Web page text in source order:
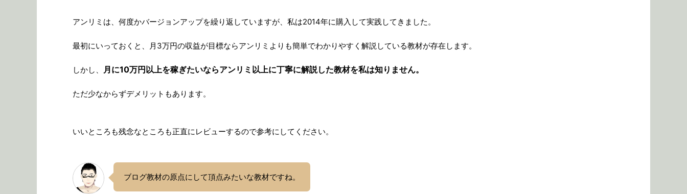
アンリミは、何度かバージョンアップを繰り返していますが、私は2014年に購入して実践してきました。
最初にいっておくと、月3万円の収益が目標ならアンリミよりも簡単でわかりやすく解説している教材が存在します。
しかし、 月に10万円以上を稼ぎたいならアンリミ以上に丁寧に解説した教材を私は知りません。
ただ少なからずデメリットもあります。
いいところも残念なところも正直にレビューするので参考にしてください。
ブログ教材の原点にして頂点みたいな教材ですね。